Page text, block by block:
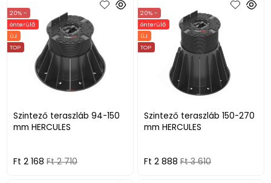
Szintező teraszláb 94-150
mm HERCULES
20% -
önterülő
ÚJ
TOP
Ft 2 168 Ft 2 710
Szintező teraszláb 150-270
mm HERCULES
20% -
önterülő
ÚJ
TOP
Ft 2 888 Ft 3 610